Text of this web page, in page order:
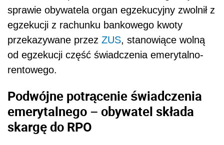
sprawie obywatela organ egzekucyjny zwolnił z
egzekucji z rachunku bankowego kwoty
przekazywane przez ZUS, stanowiące wolną
od egzekucji część świadczenia emerytalno-
rentowego.
Podwójne potrącenie świadczenia
emerytalnego – obywatel składa
skargę do RPO